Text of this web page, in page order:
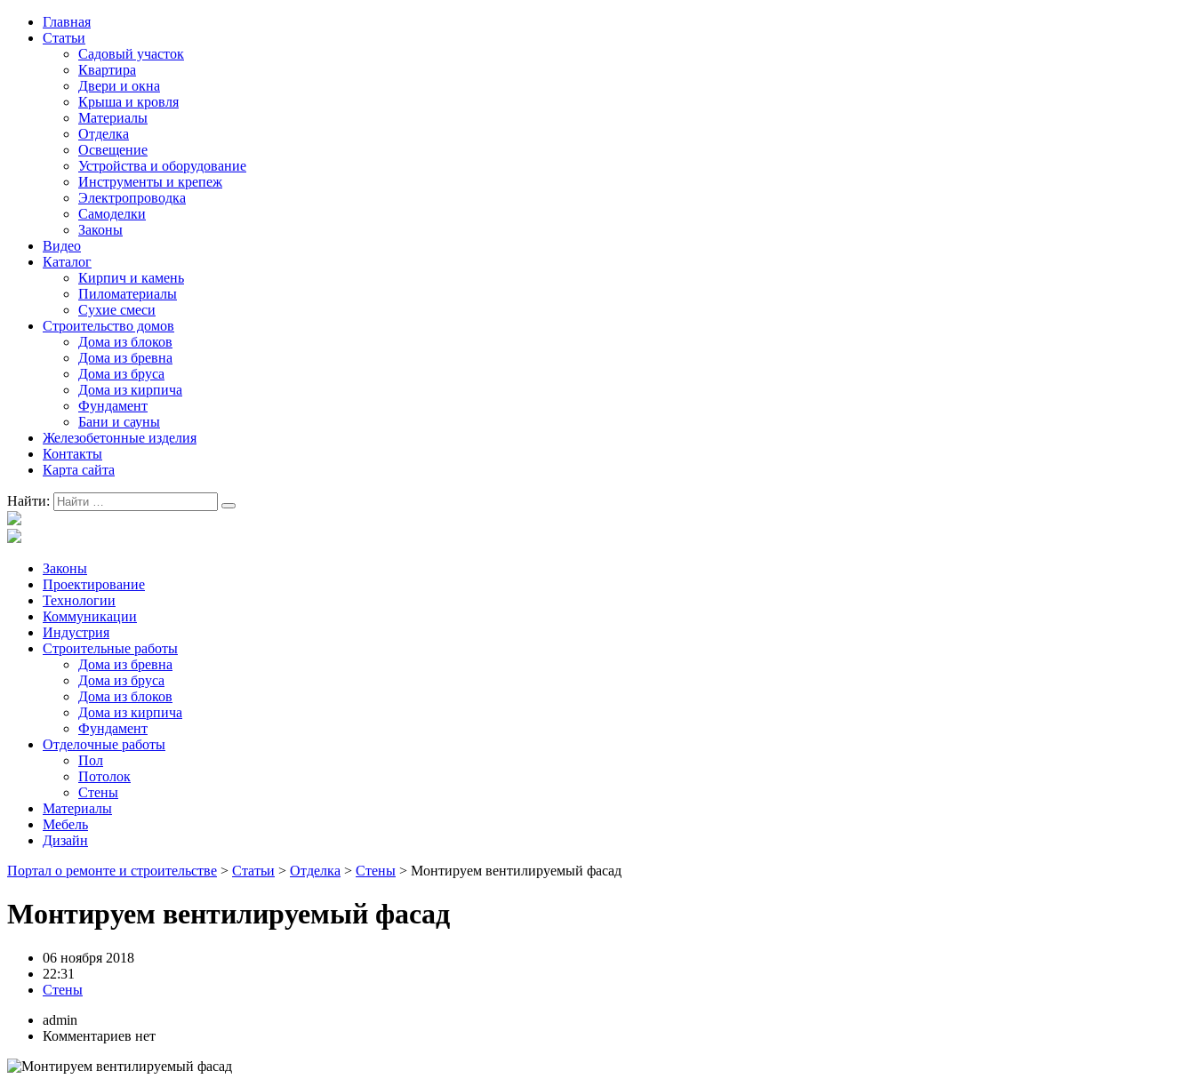
Главная
Статьи
Садовый участок
Квартира
Двери и окна
Крыша и кровля
Материалы
Отделка
Освещение
Устройства и оборудование
Инструменты и крепеж
Электропроводка
Самоделки
Законы
Видео
Каталог
Кирпич и камень
Пиломатериалы
Сухие смеси
Строительство домов
Дома из блоков
Дома из бревна
Дома из бруса
Дома из кирпича
Фундамент
Бани и сауны
Железобетонные изделия
Контакты
Карта сайта
Найти:
Законы
Проектирование
Технологии
Коммуникации
Индустрия
Строительные работы
Дома из бревна
Дома из бруса
Дома из блоков
Дома из кирпича
Фундамент
Отделочные работы
Пол
Потолок
Стены
Материалы
Мебель
Дизайн
Портал о ремонте и строительстве > Статьи > Отделка > Стены > Монтируем вентилируемый фасад
Монтируем вентилируемый фасад
06 ноября 2018
22:31
Стены
admin
Комментариев нет